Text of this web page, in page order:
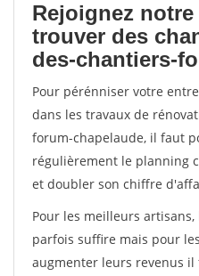
Rejoignez
trouver des
des-chantiers-
Pour pérénniser votre
dans les travaux de
forum-chapelaude, il faut
régulièrement le planning
et doubler son chiffre
Pour les meilleurs
parfois suffire mais pour
augmenter leurs revenus